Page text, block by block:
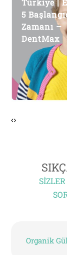
Türkiye |
5
Zamanı –
DentMax
‹›
Organik